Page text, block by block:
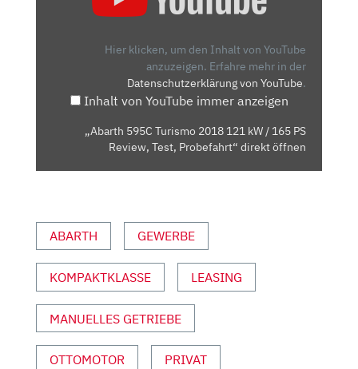
YOUTUBE
ANZEIGEN
Hier klicken, um den Inhalt von YouTube
anzuzeigen. Erfahre mehr in der
Datenschutzerklärung von YouTube.
Inhalt von YouTube immer anzeigen
„Abarth 595C Turismo 2018 121 kW / 165 PS
Review, Test, Probefahrt“ direkt öffnen
ABARTH GEWERBE
KOMPAKTKLASSE LEASING
MANUELLES GETRIEBE
OTTOMOTOR PRIVAT